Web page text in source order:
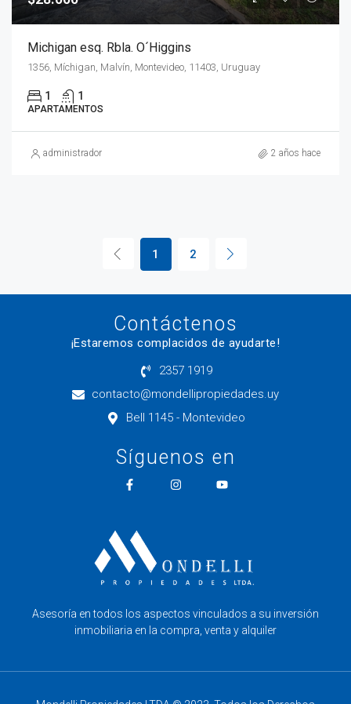
Michigan esq. Rbla. O´Higgins
1356, Míchigan, Malvín, Montevideo, 11403, Uruguay
1 1
APARTAMENTOS
administrador 2 años hace
1 2
Contáctenos
¡Estaremos complacidos de ayudarte!
2357 1919
contacto@mondellipropiedades.uy
Bell 1145 - Montevideo
Síguenos en
Asesoría en todos los aspectos vinculados a su inversión
inmobiliaria en la compra, venta y alquiler